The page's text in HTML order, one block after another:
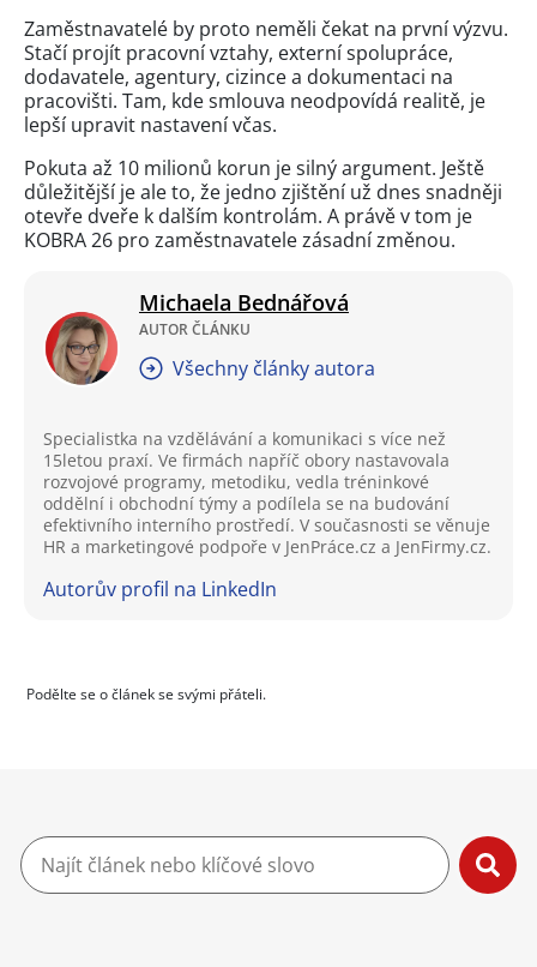
Zaměstnavatelé by proto neměli čekat na první výzvu.
Stačí projít pracovní vztahy, externí spolupráce,
dodavatele, agentury, cizince a dokumentaci na
pracovišti. Tam, kde smlouva neodpovídá realitě, je
lepší upravit nastavení včas.
Pokuta až 10 milionů korun je silný argument. Ještě
důležitější je ale to, že jedno zjištění už dnes snadněji
otevře dveře k dalším kontrolám. A právě v tom je
KOBRA 26 pro zaměstnavatele zásadní změnou.
Michaela Bednářová
AUTOR ČLÁNKU
Všechny články autora
Specialistka na vzdělávání a komunikaci s více než
15letou praxí. Ve firmách napříč obory nastavovala
rozvojové programy, metodiku, vedla tréninkové
oddělní i obchodní týmy a podílela se na budování
efektivního interního prostředí. V současnosti se věnuje
HR a marketingové podpoře v JenPráce.cz a JenFirmy.cz.
Autorův profil na LinkedIn
Podělte se o článek se svými přáteli.